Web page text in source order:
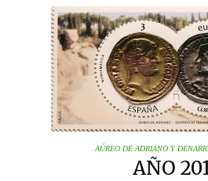
AÚREO DE ADRIANO Y
AÑO